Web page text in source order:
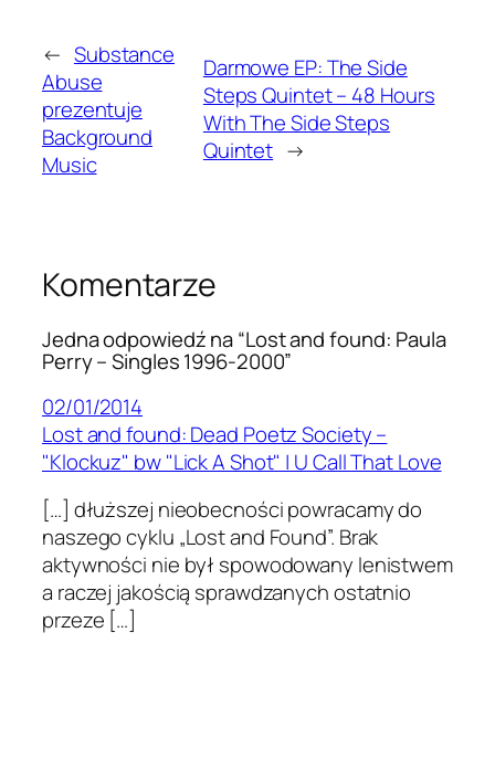
← Substance
Abuse
prezentuje
Background
Music
Darmowe EP: The Side
Steps Quintet – 48 Hours
With The Side Steps
Quintet →
Komentarze
Jedna odpowiedź na “Lost and found: Paula
Perry – Singles 1996-2000”
02/01/2014
Lost and found: Dead Poetz Society –
"Klockuz" bw "Lick A Shot" | U Call That Love
[…] dłuższej nieobecności powracamy do
naszego cyklu „Lost and Found”. Brak
aktywności nie był spowodowany lenistwem
a raczej jakością sprawdzanych ostatnio
przeze […]